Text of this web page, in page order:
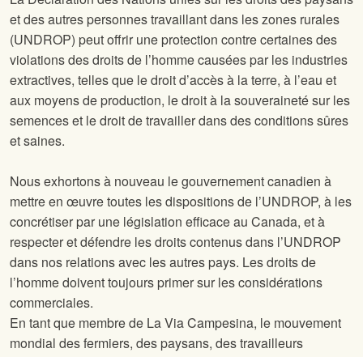
et des autres personnes travaillant dans les zones rurales
(UNDROP) peut offrir une protection contre certaines des
violations des droits de l’homme causées par les industries
extractives, telles que le droit d’accès à la terre, à l’eau et
aux moyens de production, le droit à la souveraineté sur les
semences et le droit de travailler dans des conditions sûres
et saines.
Nous exhortons à nouveau le gouvernement canadien à
mettre en œuvre toutes les dispositions de l’UNDROP, à les
concrétiser par une législation efficace au Canada, et à
respecter et défendre les droits contenus dans l’UNDROP
dans nos relations avec les autres pays. Les droits de
l’homme doivent toujours primer sur les considérations
commerciales.
En tant que membre de La Via Campesina, le mouvement
mondial des fermiers, des paysans, des travailleurs